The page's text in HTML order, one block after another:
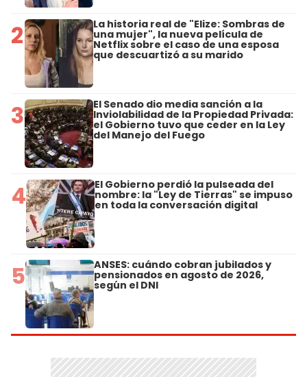
2 La historia real de "Elize: Sombras de
una mujer", la nueva película de
Netflix sobre el caso de una esposa
que descuartizó a su marido
3 El Senado dio media sanción a la
Inviolabilidad de la Propiedad Privada:
el Gobierno tuvo que ceder en la Ley
del Manejo del Fuego
4 El Gobierno perdió la pulseada del
nombre: la "Ley de Tierras" se impuso
en toda la conversación digital
5 ANSES: cuándo cobran jubilados y
pensionados en agosto de 2026,
según el DNI